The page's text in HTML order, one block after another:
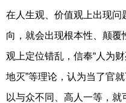
在人生观、价值观上出现
向，就会出现根本性、颠
观上定位错乱，信奉“人为
地灭”等理论，认为当了官
以与众不同、高人一等，